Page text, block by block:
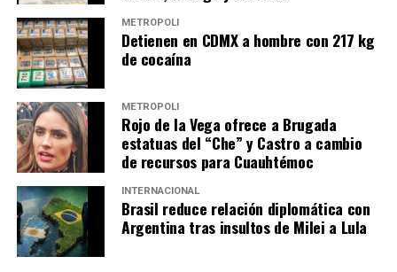
NOTAS RELACIONADAS: CADEREYTA
DECOMISO
HUACHICOL NUEVO LEÓN PRINCIPAL
SIGUIENTE
Detienen a Jesús Corona, alcalde de Cuautla, por
delincuencia organizada
NO TE PIERDAS
Sheinbaum e IP renuevan el PACIC; mantienen canasta
básica en 910 pesos
METRÓPOLI
Detienen en CDMX a hombre con 217 kg
de cocaína
METRÓPOLI
Rojo de la Vega ofrece a Brugada
estatuas del “Che” y Castro a cambio
de recursos para Cuauhtémoc
INTERNACIONAL
Brasil reduce relación diplomática con
Argentina tras insultos de Milei a Lula